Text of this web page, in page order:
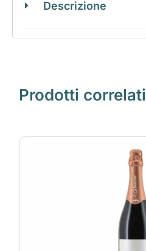
Descrizione
Prodotti correlati